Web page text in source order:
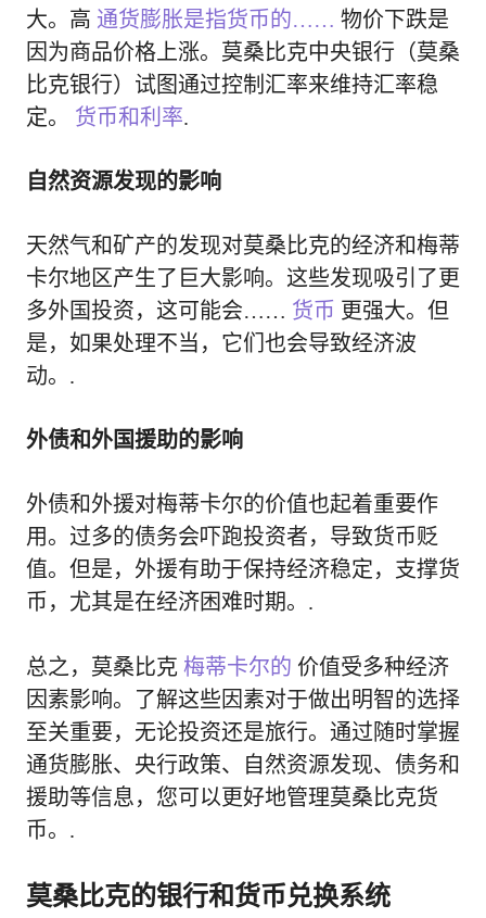
大。高 通货膨胀是指货币的…… 物价下跌是
因为商品价格上涨。莫桑比克中央银行（莫桑
比克银行）试图通过控制汇率来维持汇率稳
定。 货币和利率.
自然资源发现的影响
天然气和矿产的发现对莫桑比克的经济和梅蒂
卡尔地区产生了巨大影响。这些发现吸引了更
多外国投资，这可能会…… 货币 更强大。但
是，如果处理不当，它们也会导致经济波
动。.
外债和外国援助的影响
外债和外援对梅蒂卡尔的价值也起着重要作
用。过多的债务会吓跑投资者，导致货币贬
值。但是，外援有助于保持经济稳定，支撑货
币，尤其是在经济困难时期。.
总之，莫桑比克 梅蒂卡尔的 价值受多种经济
因素影响。了解这些因素对于做出明智的选择
至关重要，无论投资还是旅行。通过随时掌握
通货膨胀、央行政策、自然资源发现、债务和
援助等信息，您可以更好地管理莫桑比克货
币。.
莫桑比克的银行和货币兑换系统